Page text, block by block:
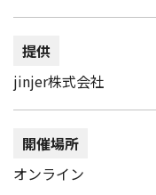
提供
jinjer株式会社
開催場所
オンライン